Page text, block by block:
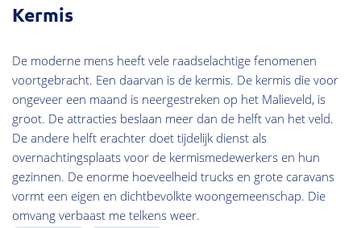
Kermis
De moderne mens heeft vele raadselachtige fenomenen
voortgebracht. Een daarvan is de kermis. De kermis die voor
ongeveer een maand is neergestreken op het Malieveld, is
groot. De attracties beslaan meer dan de helft van het veld.
De andere helft erachter doet tijdelijk dienst als
overnachtingsplaats voor de kermismedewerkers en hun
gezinnen. De enorme hoeveelheid trucks en grote caravans
vormt een eigen en dichtbevolkte woongemeenschap. Die
omvang verbaast me telkens weer.